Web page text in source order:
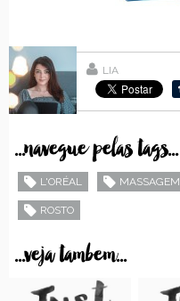
LIA
...navegue pelas tags...
L'ORÉAL MASSAGEM
ROSTO
...veja tambem...